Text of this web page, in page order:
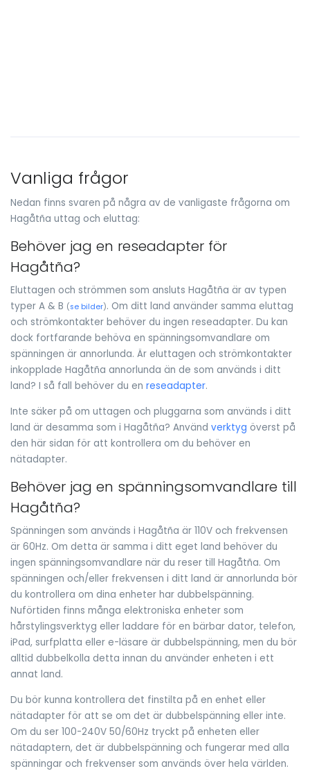
Vanliga frågor
Nedan finns svaren på några av de vanligaste frågorna om
Hagåtña uttag och eluttag:
Behöver jag en reseadapter för
Hagåtña?
Eluttagen och strömmen som ansluts Hagåtña är av typen
typer A & B (se bilder). Om ditt land använder samma eluttag
och strömkontakter behöver du ingen reseadapter. Du kan
dock fortfarande behöva en spänningsomvandlare om
spänningen är annorlunda. Är eluttagen och strömkontakter
inkopplade Hagåtña annorlunda än de som används i ditt
land? I så fall behöver du en reseadapter.
Inte säker på om uttagen och pluggarna som används i ditt
land är desamma som i Hagåtña? Använd verktyg överst på
den här sidan för att kontrollera om du behöver en
nätadapter.
Behöver jag en spänningsomvandlare till
Hagåtña?
Spänningen som används i Hagåtña är 110V och frekvensen
är 60Hz. Om detta är samma i ditt eget land behöver du
ingen spänningsomvandlare när du reser till Hagåtña. Om
spänningen och/eller frekvensen i ditt land är annorlunda bör
du kontrollera om dina enheter har dubbelspänning.
Nuförtiden finns många elektroniska enheter som
hårstylingsverktyg eller laddare för en bärbar dator, telefon,
iPad, surfplatta eller e-läsare är dubbelspänning, men du bör
alltid dubbelkolla detta innan du använder enheten i ett
annat land.
Du bör kunna kontrollera det finstilta på en enhet eller
nätadapter för att se om det är dubbelspänning eller inte.
Om du ser 100-240V 50/60Hz tryckt på enheten eller
nätadaptern, det är dubbelspänning och fungerar med alla
spänningar och frekvenser som används över hela världen.